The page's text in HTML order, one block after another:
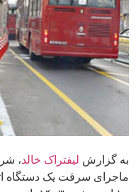
به گزارش لیفتراک خالد،